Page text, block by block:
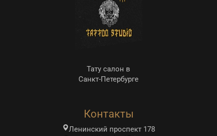
Тату салон в
Санкт-Петербурге
Контакты
Ленинский проспект 178